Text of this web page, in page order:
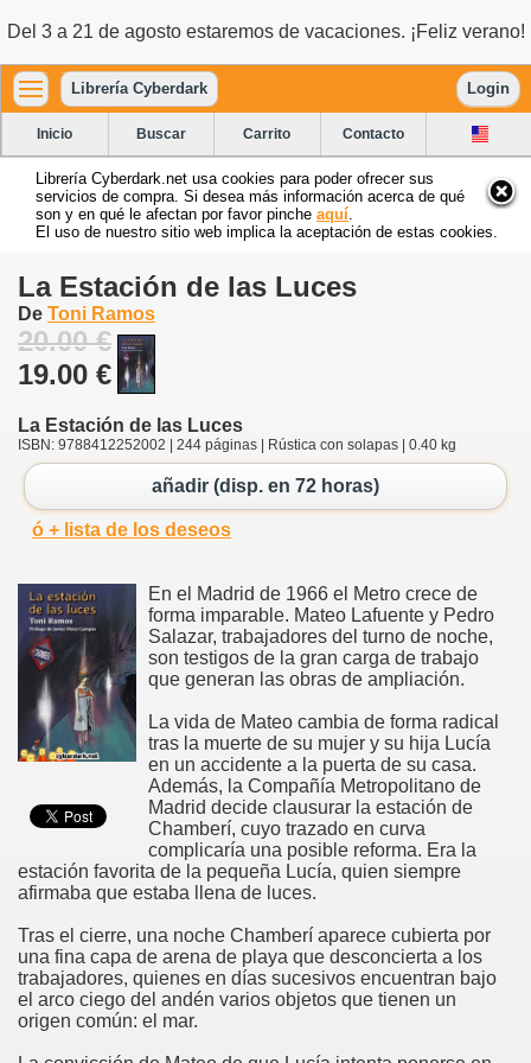
Del 3 a 21 de agosto estaremos de vacaciones. ¡Feliz verano!
Librería Cyberdark Login
Inicio Buscar Carrito Contacto
Librería Cyberdark.net usa cookies para poder ofrecer sus
servicios de compra. Si desea más información acerca de qué
son y en qué le afectan por favor pinche aquí
El uso de nuestro sitio web implica la aceptación de estas cookies.
La Estación de las Luces
De Toni Ramos
20.00 €
19.00 €
La Estación de las Luces
ISBN: 9788412252002 | 244 páginas | Rústica con solapas | 0.40 kg
añadir (disp. en 72 horas)
ó + lista de los deseos
En el Madrid de 1966 el Metro crece de
forma imparable. Mateo Lafuente y Pedro
Salazar, trabajadores del turno de noche,
son testigos de la gran carga de trabajo
que generan las obras de ampliación.
La vida de Mateo cambia de forma radical
tras la muerte de su mujer y su hija Lucía
en un accidente a la puerta de su casa.
Además, la Compañía Metropolitano de
Madrid decide clausurar la estación de
Chamberí, cuyo trazado en curva
complicaría una posible reforma. Era la
estación favorita de la pequeña Lucía, quien siempre
afirmaba que estaba llena de luces.
Tras el cierre, una noche Chamberí aparece cubierta por
una fina capa de arena de playa que desconcierta a los
trabajadores, quienes en días sucesivos encuentran bajo
el arco ciego del andén varios objetos que tienen un
origen común: el mar.